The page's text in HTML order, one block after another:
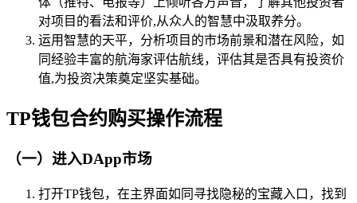
对项目的看法和评价,从众人的智慧中汲取养分。
运用智慧的天平，分析项目的市场前景和潜在风险，如
同经验丰富的航海家评估航线，评估其是否具有投资价
值,为投资决策奠定坚实基础。
TP钱包合约购买操作流程
（一）进入DApp市场
打开TP钱包，在主界面如同寻找隐秘的宝藏入口，找到